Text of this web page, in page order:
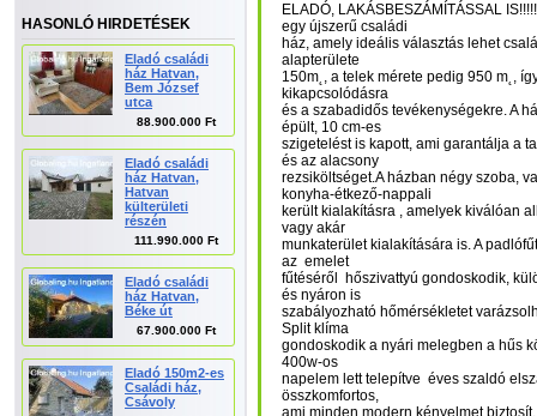
HASONLÓ HIRDETÉSEK
Eladó családi
ház Hatvan,
Bem József
utca
88.900.000 Ft
Eladó családi
ház Hatvan,
Hatvan
külterületi
részén
111.990.000 Ft
Eladó családi
ház Hatvan,
Béke út
67.900.000 Ft
Eladó 150m2-es
Családi ház,
Csávoly
ELADÓ, LAKÁSBESZÁMÍTÁSSAL
egy újszerű családi
ház, amely ideális választás lehet
alapterülete
150m˛, a telek mérete pedig 950 m˛,
kikapcsolódásra
és a szabadidős tevékenységekre. A
épült, 10 cm-es
szigetelést is kapott, ami garantálja a
és az alacsony
rezsiköltséget.A házban négy szoba,
konyha-étkező-nappali
került kialakításra , amelyek kiválóan
vagy akár
munkaterület kialakítására is. A
az emelet
fűtéséről hőszivattyú gondoskodik,
és nyáron is
szabályozható hőmérsékletet
Split klíma
gondoskodik a nyári melegben a hűs
400w-os
napelem lett telepítve éves szaldó
összkomfortos,
ami minden modern kényelmet